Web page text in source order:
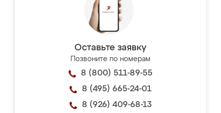
Оставьте заявку
Позвоните по номерам
8 (800) 511-89-55
8 (495) 665-24-01
8 (926) 409-68-13